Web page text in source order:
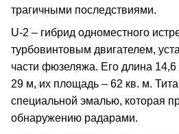
трагичными последствиями.
U-2 – гибрид одноместного
турбовинтовым двигателем,
части фюзеляжа. Его длина
29 м, их площадь – 62 кв. м.
специальной эмалью, которая
обнаружению радарами.